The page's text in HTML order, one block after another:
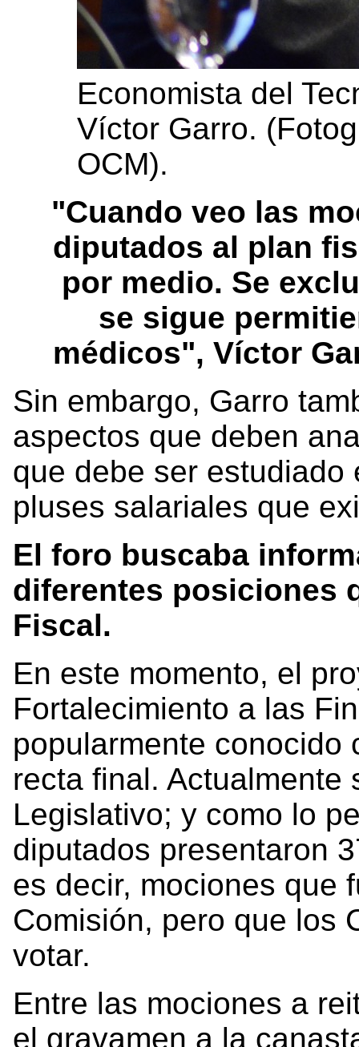
Economista del
Víctor Garro.
OCM).
"Cuando veo las
diputados al plan
por medio. Se
se sigue
médicos", Víctor
Sin embargo, Garro
aspectos que deben
que debe ser estudiado
pluses salariales que
El foro buscaba
diferentes posiciones
Fiscal.
En este momento, el
Fortalecimiento a las
popularmente conocido
recta final. Actualmente
Legislativo; y como lo
diputados presentaron
es decir, mociones que
Comisión, pero que los
votar.
Entre las mociones a
el gravamen a la